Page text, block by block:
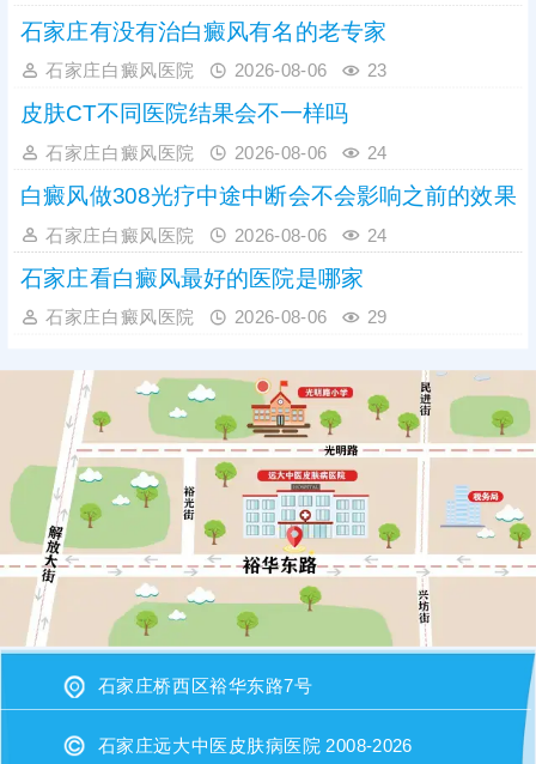
石家庄有没有治白癜风有名的老专家
石家庄白癜风医院 2026-08-06 23
皮肤CT不同医院结果会不一样吗
石家庄白癜风医院 2026-08-06 24
白癜风做308光疗中途中断会不会影响之前的效果
石家庄白癜风医院 2026-08-06 24
石家庄看白癜风最好的医院是哪家
石家庄白癜风医院 2026-08-06 29
石家庄桥西区裕华东路7号
石家庄远大中医皮肤病医院 2008-2026